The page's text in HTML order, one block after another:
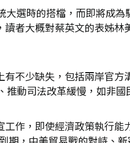
大選時的搭檔，而即將成
讀者大概對蔡英文的表姊林
不少缺失，包括兩岸官
推動司法改革緩慢，如非
作，即使經濟政策執行